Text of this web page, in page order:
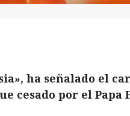
ha señalado el
cesado por el Papa